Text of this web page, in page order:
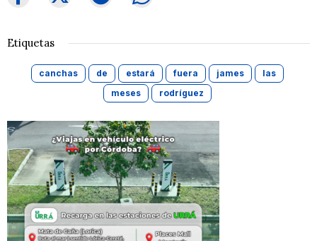
Etiquetas
canchas de estará fuera james
las
meses
rodríguez